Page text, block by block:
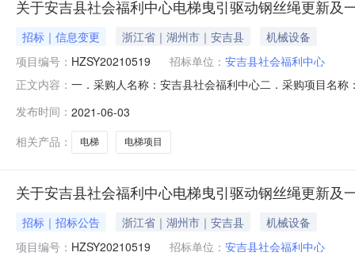
关于安吉县社会福利中心电梯曳引驱动钢丝绳更新及
招标｜信息变更 浙江省｜湖州市｜安吉县
机械设备
项目编号： HZSY20210519 招标单位： 安吉县社会福利中心
正文内容： 一．采购人名称：安吉县社会福利中心二．采购项目名
仍以原招标文件为准，由此带来的不便敬请谅解。湖州
发布时间： 2021-06-03
相关产品：
电梯 电梯项目
关于安吉县社会福利中心电梯曳引驱动钢丝绳更新及
招标｜招标公告 浙江省｜湖州市｜安吉县
机械设备
项目编号： HZSY20210519 招标单位： 安吉县社会福利中心